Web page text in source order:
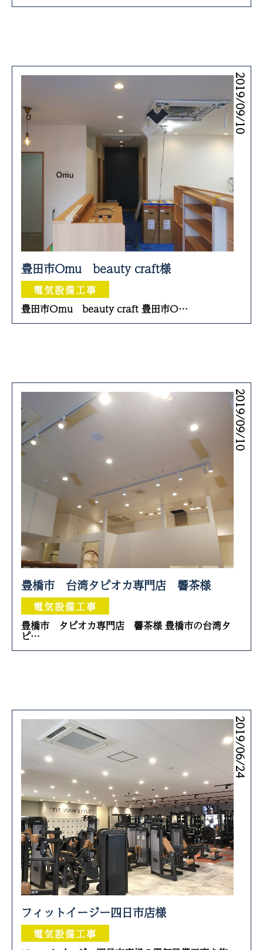
2019/09/10
豊田市Omu beauty craft様
電気設備工事
豊田市Omu beauty craft 豊田市O…
2019/09/10
豊橋市 台湾タピオカ専門店 響茶様
電気設備工事
豊橋市 タピオカ専門店 響茶様 豊橋市の台湾タ
ピ…
2019/06/24
フィットイージー四日市店様
電気設備工事